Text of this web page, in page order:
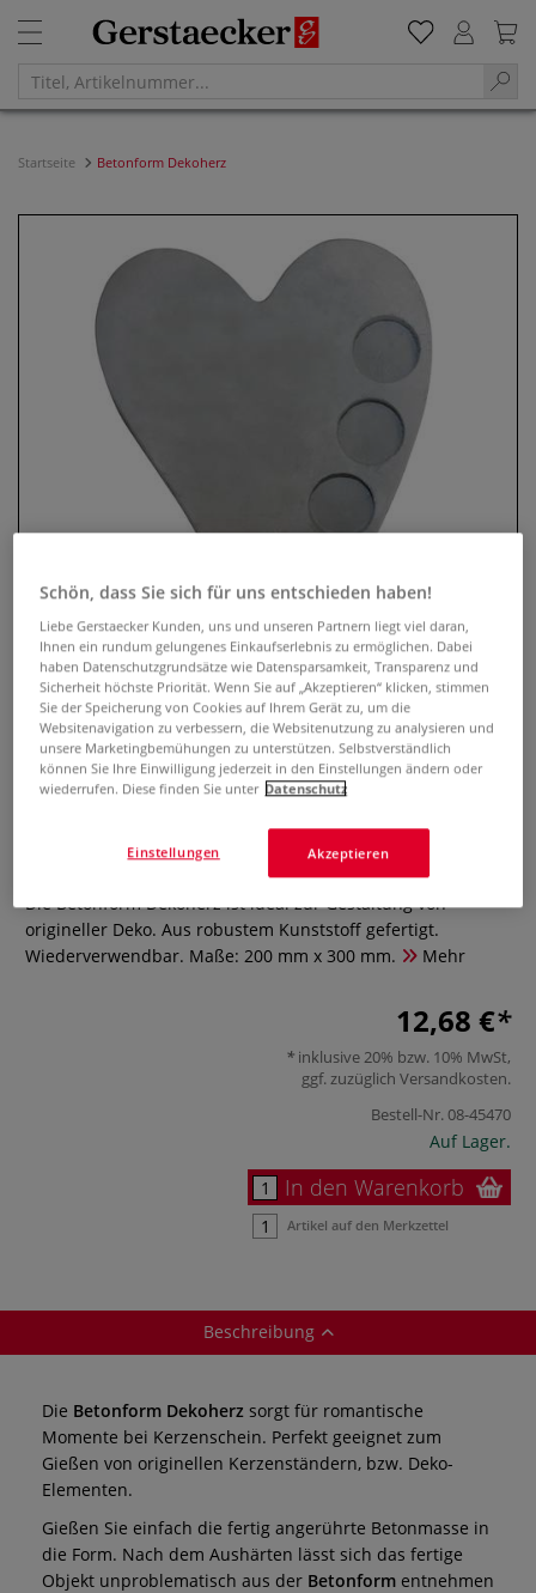
Startseite Betonform Dekoherz
Betonform Dekoherz
0 Bewertungen
Die Betonform Dekoherz ist ideal zur Gestaltung von
origineller Deko. Aus robustem Kunststoff gefertigt.
Wiederverwendbar. Maße: 200 mm x 300 mm.
Mehr
12,68 €
inklusive 20% bzw. 10% MwSt,
ggf. zuzüglich Versandkosten.
Bestell-Nr.08-45470
Auf Lager.
In den Warenkorb
Artikel auf den Merkzettel
Beschreibung
Die Betonform Dekoherz sorgt für romantische
Momente bei Kerzenschein. Perfekt geeignet zum
Gießen von originellen Kerzenständern, bzw. Deko-
Elementen.
Gießen Sie einfach die fertig angerührte Betonmasse in
die Form. Nach dem Aushärten lässt sich das fertige
Objekt unproblematisch aus der Betonform entnehmen
Schön, dass Sie sich für uns entschieden haben!
Liebe Gerstaecker Kunden, uns und unseren Partnern liegt viel daran,
Ihnen ein rundum gelungenes Einkaufserlebnis zu ermöglichen. Dabei
haben Datenschutzgrundsätze wie Datensparsamkeit, Transparenz und
Sicherheit höchste Priorität. Wenn Sie auf „Akzeptieren“ klicken, stimmen
Sie der Speicherung von Cookies auf Ihrem Gerät zu, um die
Websitenavigation zu verbessern, die Websitenutzung zu analysieren und
unsere Marketingbemühungen zu unterstützen. Selbstverständlich
können Sie Ihre Einwilligung jederzeit in den Einstellungen ändern oder
wiederrufen. Diese finden Sie unter Datenschutz
Akzeptieren
Einstellungen